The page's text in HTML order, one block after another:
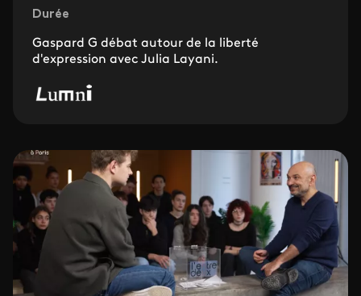
Durée
Gaspard G débat autour de la liberté
d'expression avec Julia Layani.